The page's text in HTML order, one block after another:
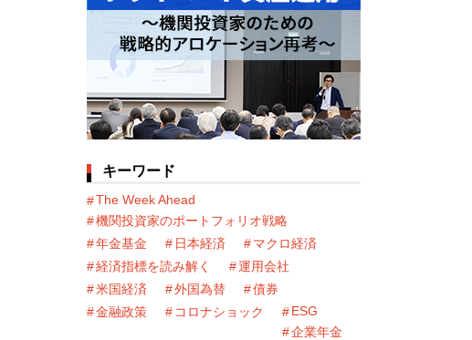
キーワード
The Week Ahead
機関投資家のポートフォリオ戦略
年金基金
日本経済
マクロ経済
経済指標を読み解く
運用会社
米国経済
外国為替
債券
金融政策
コロナショック
ESG
企業年金